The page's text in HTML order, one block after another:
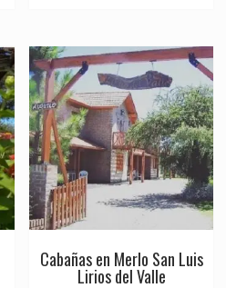
Cabañas en Merlo San Luis
Lirios del Valle